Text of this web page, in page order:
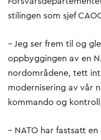
stilingen som sjef
– Jeg ser frem til og
oppbyggingen av en
nordområdene, tett
modernisering av vår
kommando og
– NATO har fastsatt